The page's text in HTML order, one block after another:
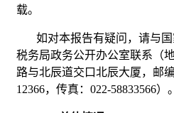
载。
如对本报告有疑问，请与国
税务局政务公开办公室联系（
路与北辰道交口北辰大厦，邮
12366，传真：022-58833566）。